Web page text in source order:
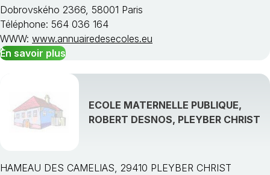
Dobrovského 2366, 58001 Paris
Téléphone: 564 036 164
WWW: www.annuairedesecoles.eu
En savoir plus
ECOLE MATERNELLE PUBLIQUE,
ROBERT DESNOS, PLEYBER CHRIST
HAMEAU DES CAMELIAS, 29410 PLEYBER CHRIST